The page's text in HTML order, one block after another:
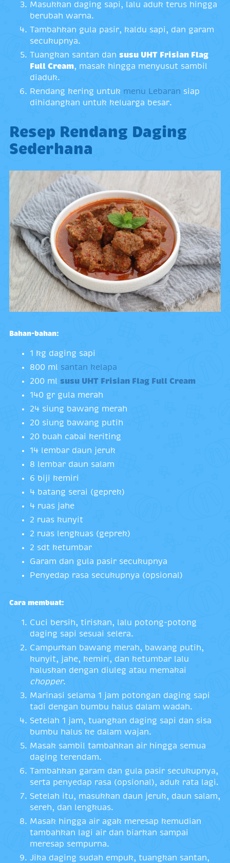
Masukkan daging sapi, lalu aduk terus hingga
berubah warna.
Tambahkan gula pasir, kaldu sapi, dan garam
secukupnya.
Tuangkan santan dan susu UHT Frisian Flag
Full Cream, masak hingga menyusut sambil
diaduk.
Rendang kering untuk menu Lebaran siap
dihidangkan untuk keluarga besar.
Resep Rendang Daging
Sederhana
Bahan-bahan:
1 kg daging sapi
800 ml santan kelapa
200 ml susu UHT Frisian Flag Full Cream
140 gr gula merah
24 siung bawang merah
20 siung bawang putih
20 buah cabai keriting
14 lembar daun jeruk
8 lembar daun salam
6 biji kemiri
4 batang serai (geprek)
4 ruas jahe
2 ruas kunyit
2 ruas lengkuas (geprek)
2 sdt ketumbar
Garam dan gula pasir secukupnya
Penyedap rasa secukupnya (opsional)
Cara membuat:
Cuci bersih, tiriskan, lalu potong-potong
daging sapi sesuai selera.
Campurkan bawang merah, bawang putih,
kunyit, jahe, kemiri, dan ketumbar lalu
haluskan dengan diuleg atau memakai
chopper.
Marinasi selama 1 jam potongan daging sapi
tadi dengan bumbu halus dalam wadah.
Setelah 1 jam, tuangkan daging sapi dan sisa
bumbu halus ke dalam wajan.
Masak sambil tambahkan air hingga semua
daging terendam.
Tambahkan garam dan gula pasir secukupnya,
serta penyedap rasa (opsional), aduk rata lagi.
Setelah itu, masukkan daun jeruk, daun salam,
sereh, dan lengkuas.
Masak hingga air agak meresap kemudian
tambahkan lagi air dan biarkan sampai
meresap sempurna.
Jika daging sudah empuk, tuangkan santan,